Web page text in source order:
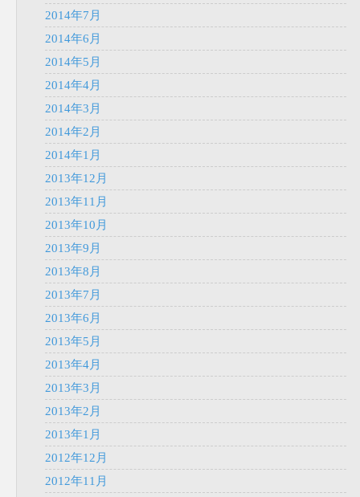
2014年7月
2014年6月
2014年5月
2014年4月
2014年3月
2014年2月
2014年1月
2013年12月
2013年11月
2013年10月
2013年9月
2013年8月
2013年7月
2013年6月
2013年5月
2013年4月
2013年3月
2013年2月
2013年1月
2012年12月
2012年11月